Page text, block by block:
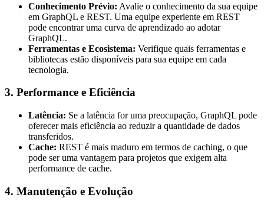
Conhecimento Prévio: Avalie o conhecimento da sua equipe
em GraphQL e REST. Uma equipe experiente em REST
pode encontrar uma curva de aprendizado ao adotar
GraphQL.
Ferramentas e Ecosistema: Verifique quais ferramentas e
bibliotecas estão disponíveis para sua equipe em cada
tecnologia.
3. Performance e Eficiência
Latência: Se a latência for uma preocupação, GraphQL pode
oferecer mais eficiência ao reduzir a quantidade de dados
transferidos.
Cache: REST é mais maduro em termos de caching, o que
pode ser uma vantagem para projetos que exigem alta
performance de cache.
4. Manutenção e Evolução